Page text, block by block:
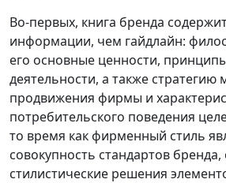
Во-первых, книга бренда
информации, чем гайдлайн:
его основные ценности,
деятельности, а также стратегию
продвижения фирмы и
потребительского поведения
то время как фирменный стиль
совокупность стандартов
стилистические решения